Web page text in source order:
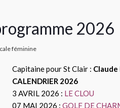
2026
féminine
Capitaine pour St Clair : Claude
CALENDRIER 2026
3 AVRIL 2026 : LE CLOU
07 MAI 2026 :GOLF DE